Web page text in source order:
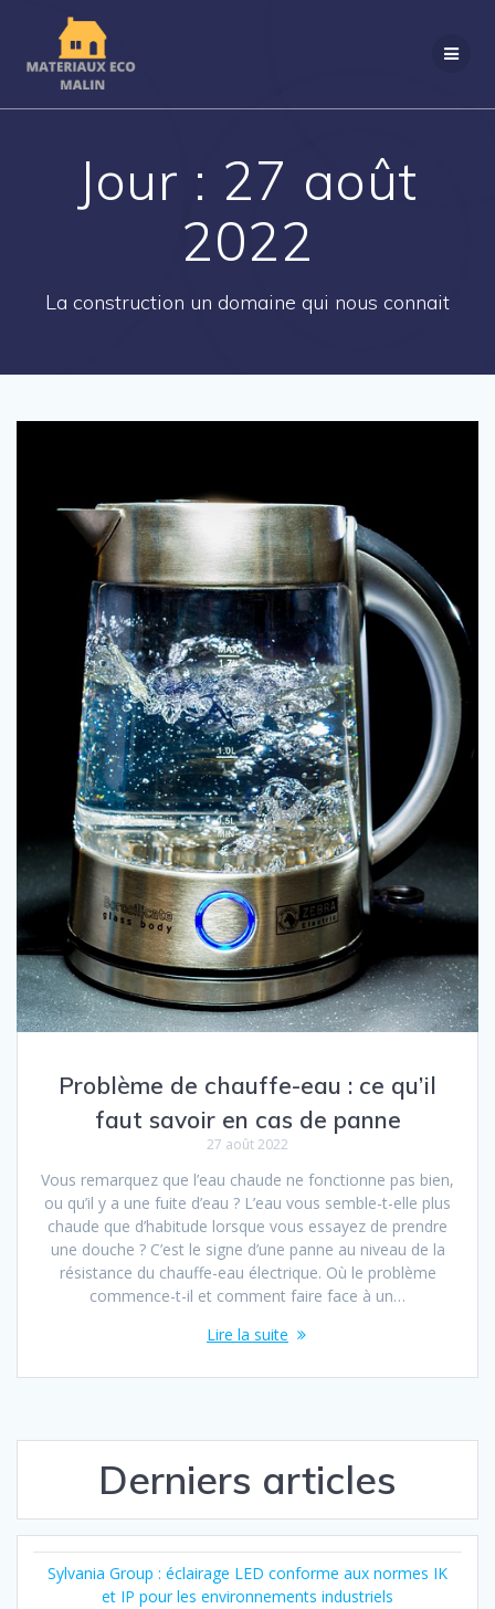
Jour : 27 août
2022
La construction un domaine qui nous connait
Problème de chauffe-eau : ce qu’il
faut savoir en cas de panne
27 août 2022
Vous remarquez que l’eau chaude ne fonctionne pas bien,
ou qu’il y a une fuite d’eau ? L’eau vous semble-t-elle plus
chaude que d’habitude lorsque vous essayez de prendre
une douche ? C’est le signe d’une panne au niveau de la
résistance du chauffe-eau électrique. Où le problème
commence-t-il et comment faire face à un…
Lire la suite
Derniers articles
Sylvania Group : éclairage LED conforme aux normes IK
et IP pour les environnements industriels